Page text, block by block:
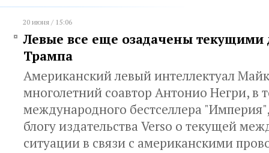
20 июня / 15:06
Левые все еще озадачены текущими
Трампа
Американский левый интеллектуал
многолетний соавтор Антонио Негри, в
международного бестселлера
блогу издательства Verso о текущей
ситуации в связи с американскими